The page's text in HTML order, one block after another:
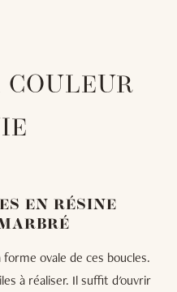
COULEUR
EN RÉSINE
ovale de ces boucles.
à réaliser. Il suffit d'ouvrir